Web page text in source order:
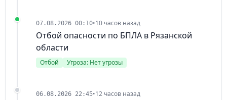
07.08.2026 00:10•10 часов назад
Отбой опасности по БПЛА в Рязанской
области
Отбой Угроза: Нет угрозы
06.08.2026 22:45•12 часов назад